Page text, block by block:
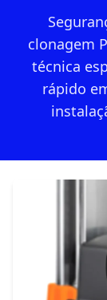
clonagem
técnica
rápido